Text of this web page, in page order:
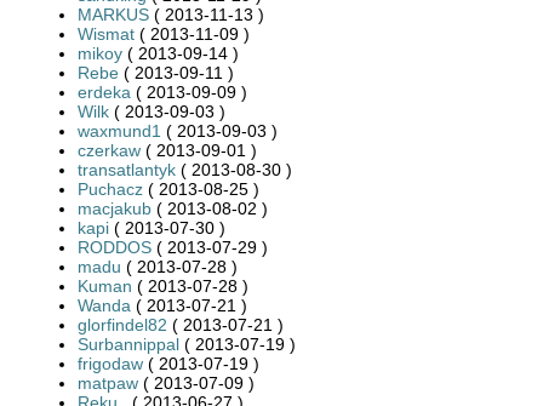
MARKUS ( 2013-11-13 )
Wismat ( 2013-11-09 )
mikoy ( 2013-09-14 )
Rebe ( 2013-09-11 )
erdeka ( 2013-09-09 )
Wilk ( 2013-09-03 )
waxmund1 ( 2013-09-03 )
czerkaw ( 2013-09-01 )
transatlantyk ( 2013-08-30 )
Puchacz ( 2013-08-25 )
macjakub ( 2013-08-02 )
kapi ( 2013-07-30 )
RODDOS ( 2013-07-29 )
madu ( 2013-07-28 )
Kuman ( 2013-07-28 )
Wanda ( 2013-07-21 )
glorfindel82 ( 2013-07-21 )
Surbannippal ( 2013-07-19 )
frigodaw ( 2013-07-19 )
matpaw ( 2013-07-09 )
Reku_
( 2013-06-27 )